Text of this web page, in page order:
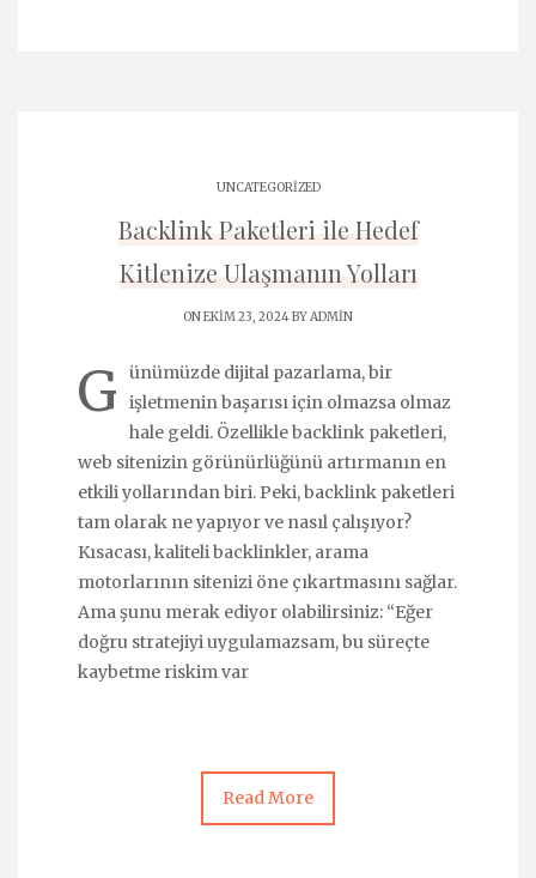
UNCATEGORIZED
Backlink Paketleri ile Hedef
Kitlenize Ulaşmanın Yolları
ON EKIM 23, 2024 BYADMIN
G
ünümüzde dijital pazarlama, bir
işletmenin başarısı için olmazsa olmaz
hale geldi. Özellikle backlink paketleri,
web sitenizin görünürlüğünü artırmanın en
etkili yollarından biri. Peki, backlink paketleri
tam olarak ne yapıyor ve nasıl çalışıyor?
Kısacası, kaliteli backlinkler, arama
motorlarının sitenizi öne çıkartmasını sağlar.
Ama şunu merak ediyor olabilirsiniz: “Eğer
doğru stratejiyi uygulamazsam, bu süreçte
kaybetme riskim var
Read More